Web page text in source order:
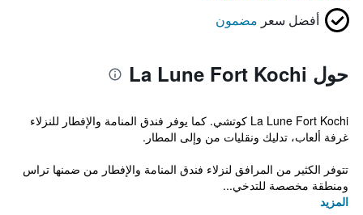
أفضل سعر مضمون
حول La Lune Fort Kochi
La Lune Fort Kochi كوتشي. كما يوفر فندق المنامة والإفطار للنزلاء
غرفة ألعاب، تدليك ونقليات من وإلى المطار.
تتوفر الكثير من المرافق لنزلاء فندق المنامة والإفطار من ضمنها تراس
ومنطقة مخصصة للتدخي...
المزيد